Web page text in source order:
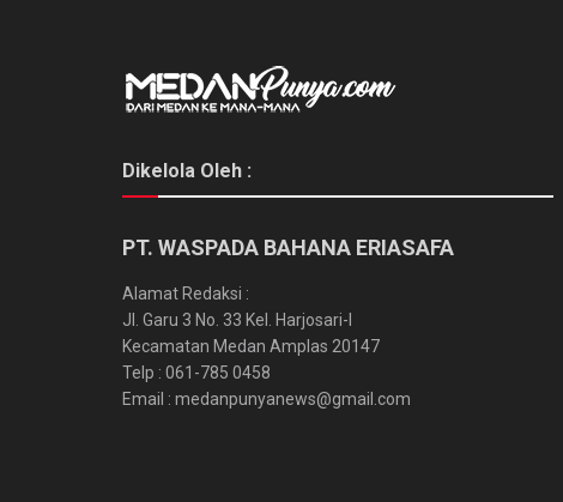
Dikelola Oleh :
PT. WASPADA BAHANA ERIASAFA
Alamat Redaksi :
Jl. Garu 3 No. 33 Kel. Harjosari-I
Kecamatan Medan Amplas 20147
Telp : 061-785 0458
Email : medanpunyanews@gmail.com